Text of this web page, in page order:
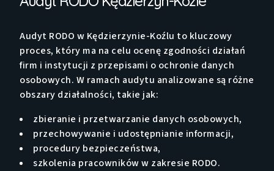
Audyt RODO w Kędzierzynie-Koźlu to kluczowy
proces, który ma na celu ocenę zgodności działań
firm i instytucji z przepisami o ochronie danych
osobowych. W ramach audytu analizowane są różne
obszary działalności, takie jak:
zbieranie i przetwarzanie danych osobowych,
przechowywanie i udostępnianie informacji,
procedury bezpieczeństwa,
szkolenia pracowników w zakresie RODO.